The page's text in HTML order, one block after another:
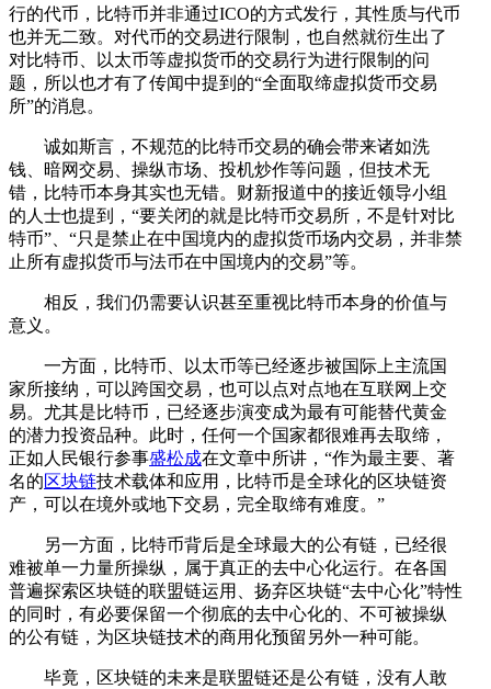
行的代币，比特币并非通过ICO的方式发行，其性质与代币
也并无二致。对代币的交易进行限制，也自然就衍生出了
对比特币、以太币等虚拟货币的交易行为进行限制的问
题，所以也才有了传闻中提到的“全面取缔虚拟货币交易
所”的消息。
诚如斯言，不规范的比特币交易的确会带来诸如洗
钱、暗网交易、操纵市场、投机炒作等问题，但技术无
错，比特币本身其实也无错。财新报道中的接近领导小组
的人士也提到，“要关闭的就是比特币交易所，不是针对比
特币”、“只是禁止在中国境内的虚拟货币场内交易，并非禁
止所有虚拟货币与法币在中国境内的交易”等。
相反，我们仍需要认识甚至重视比特币本身的价值与
意义。
一方面，比特币、以太币等已经逐步被国际上主流国
家所接纳，可以跨国交易，也可以点对点地在互联网上交
易。尤其是比特币，已经逐步演变成为最有可能替代黄金
的潜力投资品种。此时，任何一个国家都很难再去取缔，
正如人民银行参事盛松成在文章中所讲，“作为最主要、著
名的区块链技术载体和应用，比特币是全球化的区块链资
产，可以在境外或地下交易，完全取缔有难度。”
另一方面，比特币背后是全球最大的公有链，已经很
难被单一力量所操纵，属于真正的去中心化运行。在各国
普遍探索区块链的联盟链运用、扬弃区块链“去中心化”特性
的同时，有必要保留一个彻底的去中心化的、不可被操纵
的公有链，为区块链技术的商用化预留另外一种可能。
毕竟，区块链的未来是联盟链还是公有链，没有人敢